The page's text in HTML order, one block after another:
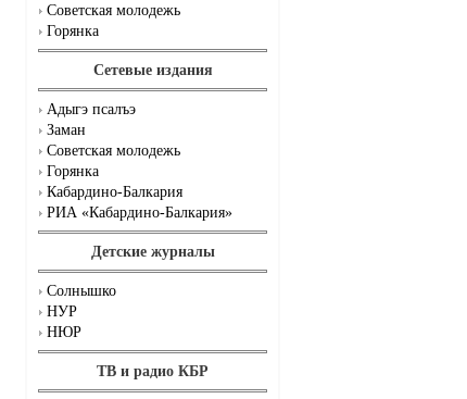
Советская молодежь
Горянка
Сетевые издания
Адыгэ псалъэ
Заман
Советская молодежь
Горянка
Кабардино-Балкария
РИА «Кабардино-Балкария»
Детские журналы
Солнышко
НУР
НЮР
ТВ и радио КБР